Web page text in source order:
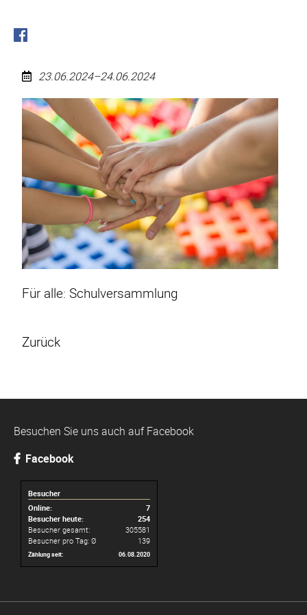
23.06.2024–24.06.2024
Für
Schulversammlung
Für alle: Schulversammlung
Zurück
Besuchen Sie uns auch auf Facebook
Facebook
Besucher
Online:
7
Besucher heute:
254
Besucher gesamt:
305581
Besucher pro Tag: Ø
139
Zählung seit: 06.08.2020